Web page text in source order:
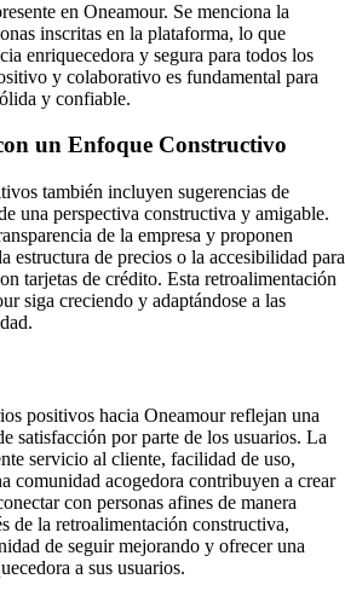
en Oneamour. Se menciona la
inscritas en la plataforma, lo que
enriquecedora y segura para todos los
y colaborativo es fundamental para
y confiable.
un Enfoque Constructivo
también incluyen sugerencias de
una perspectiva constructiva y amigable.
de la empresa y proponen
estructura de precios o la accesibilidad para
tarjetas de crédito. Esta retroalimentación
siga creciendo y adaptándose a las
positivos hacia Oneamour reflejan una
satisfacción por parte de los usuarios. La
servicio al cliente, facilidad de uso,
comunidad acogedora contribuyen a crear
con personas afines de manera
de la retroalimentación constructiva,
de seguir mejorando y ofrecer una
a sus usuarios.